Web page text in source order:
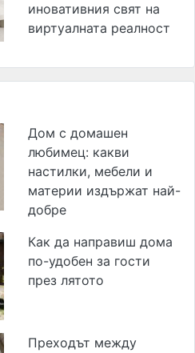
иновативния свят на
виртуалната реалност
Дом с домашен
любимец: какви
настилки, мебели и
материи издържат най-
добре
Как да направиш дома
по-удобен за гости
през лятото
Преходът между